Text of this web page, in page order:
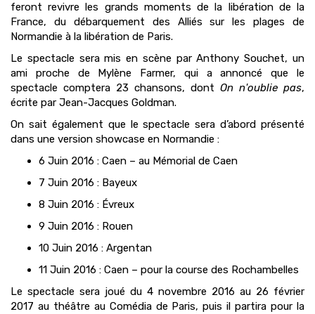
feront revivre les grands moments de la libération de la
France, du débarquement des Alliés sur les plages de
Normandie à la libération de Paris.
Le spectacle sera mis en scène par Anthony Souchet, un
ami proche de Mylène Farmer, qui a annoncé que le
spectacle comptera 23 chansons, dont On n'oublie pas,
écrite par Jean-Jacques Goldman.
On sait également que le spectacle sera d’abord présenté
dans une version showcase en Normandie :
6 Juin 2016 : Caen – au Mémorial de Caen
7 Juin 2016 : Bayeux
8 Juin 2016 : Évreux
9 Juin 2016 : Rouen
10 Juin 2016 : Argentan
11 Juin 2016 : Caen – pour la course des Rochambelles
Le spectacle sera joué du 4 novembre 2016 au 26 février
2017 au théâtre au Comédia de Paris, puis il partira pour la